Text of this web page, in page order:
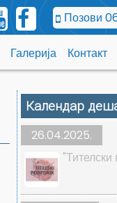
Позови
Галерија Контакт
Календар
26.04.2025.